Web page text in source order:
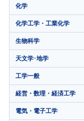
化学
化学工学・工業化学
生物科学
天文学･地学
工学一般
経営・数理・経済工学
電気・電子工学